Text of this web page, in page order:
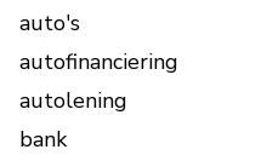
auto's
autofinanciering
autolening
bank